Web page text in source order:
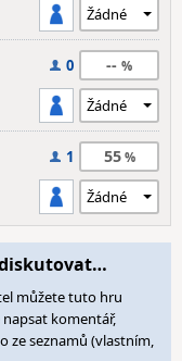
0 --
1 55
můžete tuto hru
komentář,
ze seznamů (vlastním,